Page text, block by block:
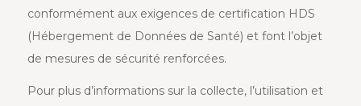
conformément aux exigences de certification HDS
(Hébergement de Données de Santé) et font l’objet
de mesures de sécurité renforcées.
Pour plus d’informations sur la collecte, l’utilisation et